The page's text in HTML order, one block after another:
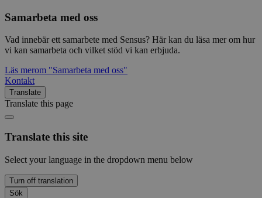
Samarbeta med oss
Vad innebär ett samarbete med Sensus? Här kan du läsa mer om hur
vi kan samarbeta och vilket stöd vi kan erbjuda.
Läs merom "Samarbeta med oss"
Kontakt
Translate
Translate this page
Translate this site
Select your language in the dropdown menu below
Turn off translation
Sök